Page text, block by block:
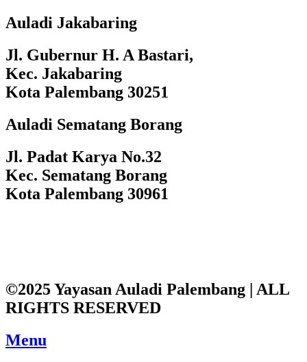
Auladi Jakabaring
Jl. Gubernur H. A Bastari,
Kec. Jakabaring
Kota Palembang 30251
Auladi Sematang Borang
Jl. Padat Karya No.32
Kec. Sematang Borang
Kota Palembang 30961
©2025 Yayasan Auladi Palembang | ALL
RIGHTS RESERVED
Menu